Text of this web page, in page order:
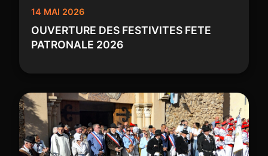
14 MAI 2026
OUVERTURE DES FESTIVITES FETE
PATRONALE 2026